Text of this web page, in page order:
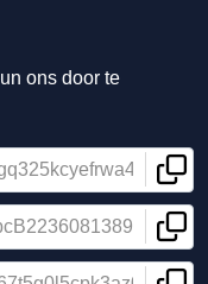
ons door te